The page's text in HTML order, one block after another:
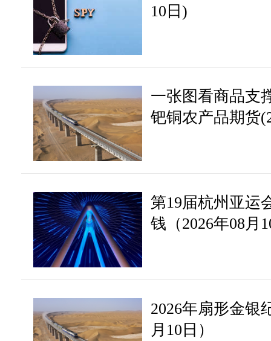
10日)
一张图看商品支
钯铜农产品期货
第19届杭州亚运
钱（2026年08月
2026年扇形金银
月10日）